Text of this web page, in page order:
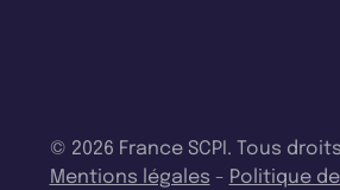
© 2026 France SCPI. Tous
Mentions légales - Politique